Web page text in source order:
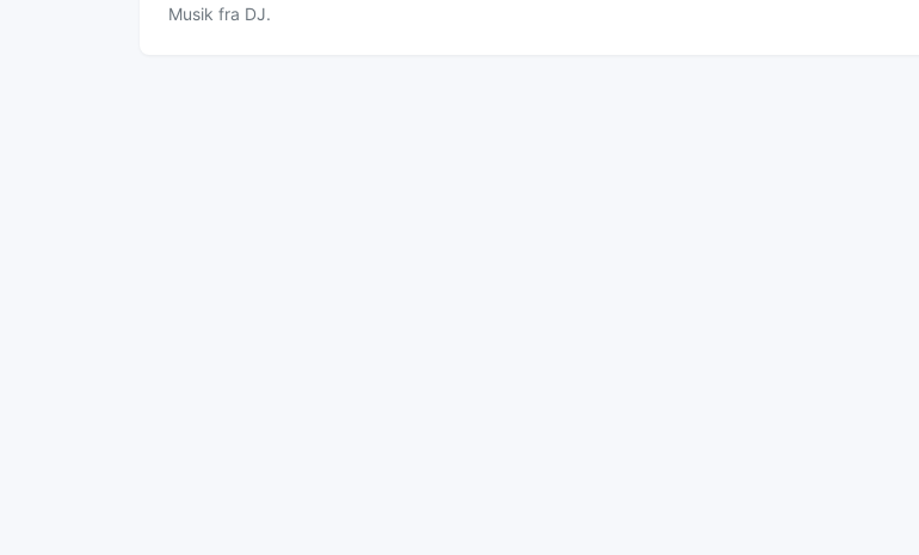
Musik fra DJ.